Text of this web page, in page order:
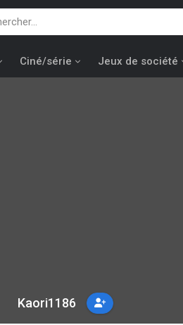
Ciné/série Jeux de société
Kaori1186